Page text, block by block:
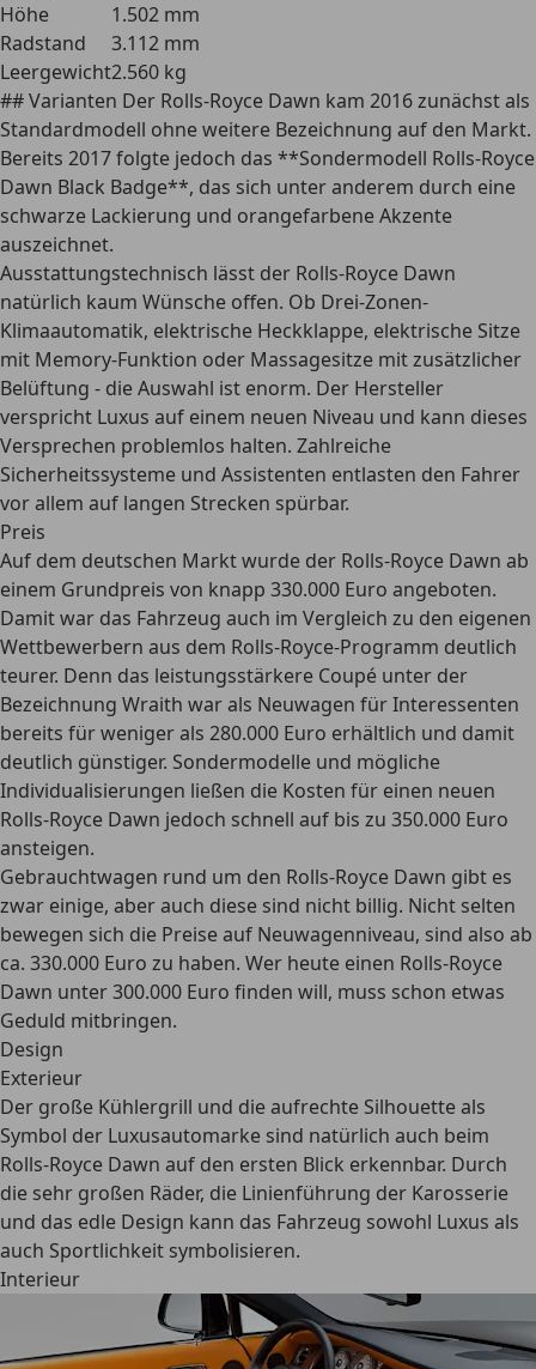
Höhe
1.502 mm
Radstand
3.112 mm
Leergewicht2.560 kg
## Varianten Der Rolls-Royce Dawn kam 2016 zunächst als
Standardmodell ohne weitere Bezeichnung auf den Markt.
Bereits 2017 folgte jedoch das **Sondermodell Rolls-Royce
Dawn Black Badge**, das sich unter anderem durch eine
schwarze Lackierung und orangefarbene Akzente
auszeichnet.
Ausstattungstechnisch lässt der Rolls-Royce Dawn
natürlich kaum Wünsche offen. Ob Drei-Zonen-
Klimaautomatik, elektrische Heckklappe, elektrische Sitze
mit Memory-Funktion oder Massagesitze mit zusätzlicher
Belüftung - die Auswahl ist enorm. Der Hersteller
verspricht Luxus auf einem neuen Niveau und kann dieses
Versprechen problemlos halten. Zahlreiche
Sicherheitssysteme und Assistenten entlasten den Fahrer
vor allem auf langen Strecken spürbar.
Preis
Auf dem deutschen Markt wurde der Rolls-Royce Dawn ab
einem Grundpreis von knapp 330.000 Euro angeboten.
Damit war das Fahrzeug auch im Vergleich zu den eigenen
Wettbewerbern aus dem Rolls-Royce-Programm deutlich
teurer. Denn das leistungsstärkere Coupé unter der
Bezeichnung Wraith war als Neuwagen für Interessenten
bereits für weniger als 280.000 Euro erhältlich und damit
deutlich günstiger. Sondermodelle und mögliche
Individualisierungen ließen die Kosten für einen neuen
Rolls-Royce Dawn jedoch schnell auf bis zu 350.000 Euro
ansteigen.
Gebrauchtwagen rund um den Rolls-Royce Dawn gibt es
zwar einige, aber auch diese sind nicht billig. Nicht selten
bewegen sich die Preise auf Neuwagenniveau, sind also ab
ca. 330.000 Euro zu haben. Wer heute einen Rolls-Royce
Dawn unter 300.000 Euro finden will, muss schon etwas
Geduld mitbringen.
Design
Exterieur
Der große Kühlergrill und die aufrechte Silhouette als
Symbol der Luxusautomarke sind natürlich auch beim
Rolls-Royce Dawn auf den ersten Blick erkennbar. Durch
die sehr großen Räder, die Linienführung der Karosserie
und das edle Design kann das Fahrzeug sowohl Luxus als
auch Sportlichkeit symbolisieren.
Interieur